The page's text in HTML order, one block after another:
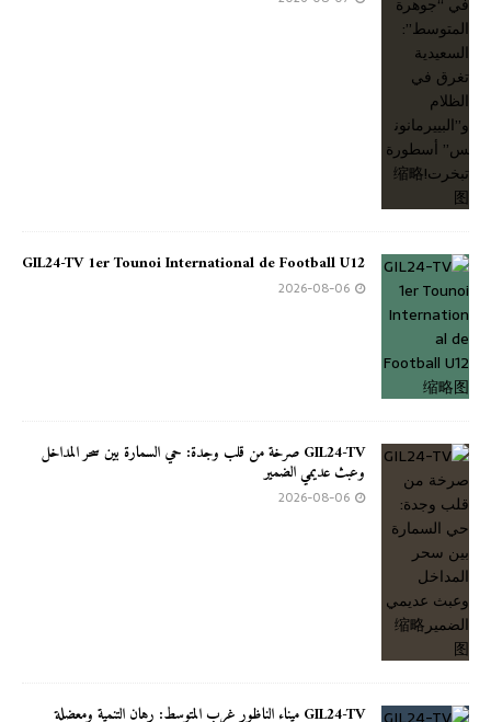
GIL24-TV 1er Tounoi International de Football U12
2026-08-06
GIL24-TV صرخة من قلب وجدة: حي السمارة بين سحر المداخل
وعبث عديمي الضمير
2026-08-06
GIL24-TV ميناء الناظور غرب المتوسط: رهان التنمية ومعضلة